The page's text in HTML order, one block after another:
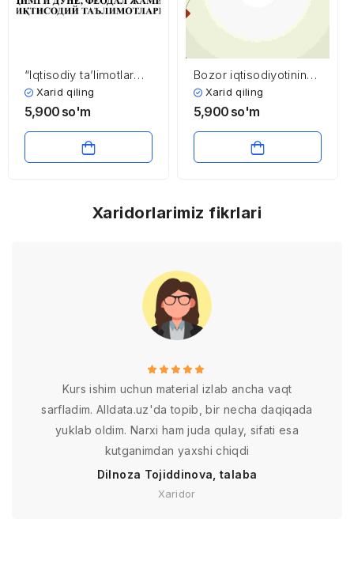
“Iqtisodiy ta’limotlar
tarixi” fanining
predmeti va o’rganish
dunyo, feodal jamiyati
iqtisodiy ta’limotlari
Xarid qiling
5,900 so'm
Bozor iqtisodiyotining
mazmuni va amal
qilishi
Xarid qiling
5,900 so'm
Xaridorlarimiz fikrlari
Kurs ishim uchun material izlab ancha vaqt
sarfladim. Alldata.uz'da topib, bir necha daqiqada
yuklab oldim. Narxi ham juda qulay, sifati esa
kutganimdan yaxshi chiqdi
Dilnoza Tojiddinova, talaba
Xaridor